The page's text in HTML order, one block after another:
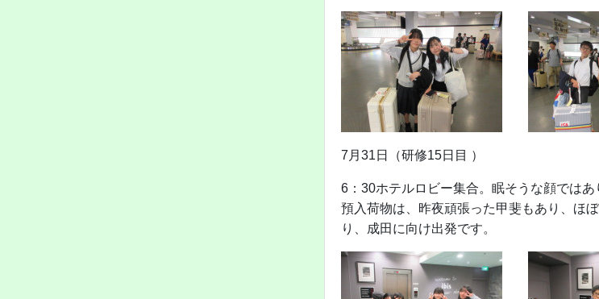
7月31日（研修15日目 ）
6：30ホテルロビー集合。眠そうな顔では
預入荷物は、昨夜頑張った甲斐もあり、ほ
り、成田に向け出発です。